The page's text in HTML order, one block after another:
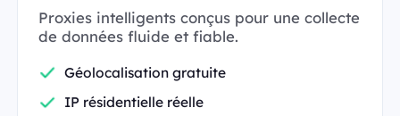
Proxies intelligents conçus pour une collecte
de données fluide et fiable.
Géolocalisation gratuite
IP résidentielle réelle